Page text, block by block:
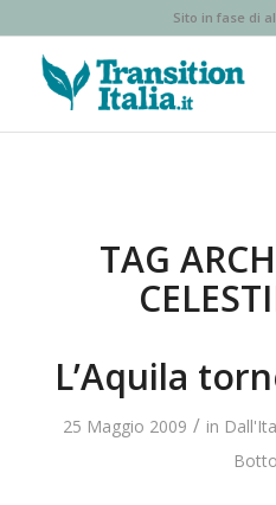
Sito in fase di
TAG
L’Aquila
25 Maggio 2009 / in